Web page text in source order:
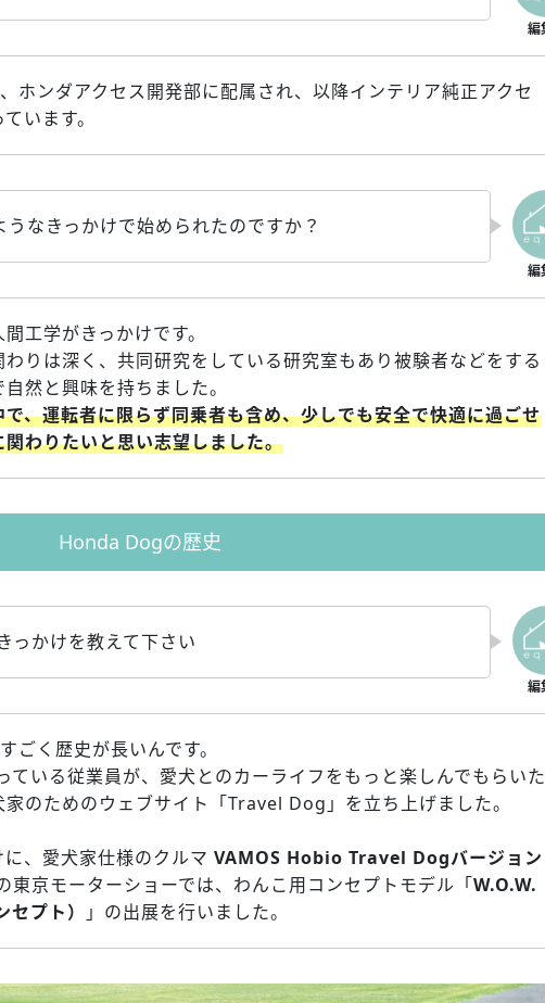
ホンダアクセス開発部に配属され、以降インテリア純正アクセ
います。
なきっかけで始められたのですか？
工学がきっかけです。
りは深く、共同研究をしている研究室もあり被験者などをする
然と興味を持ちました。
、運転者に限らず同乗者も含め、少しでも安全で快適に過ごせ
わりたいと思い志望しました。
Honda Dogの歴史
っかけを教えて下さい
く歴史が長いんです。
ている従業員が、愛犬とのカーライフをもっと楽しんでもらいた
のためのウェブサイト「Travel Dog」を立ち上げました。
、愛犬家仕様のクルマ VAMOS Hobio Travel Dogバージョン
東京モーターショーでは、わんこ用コンセプトモデル「W.O.W.
プト）
」の出展を行いました。